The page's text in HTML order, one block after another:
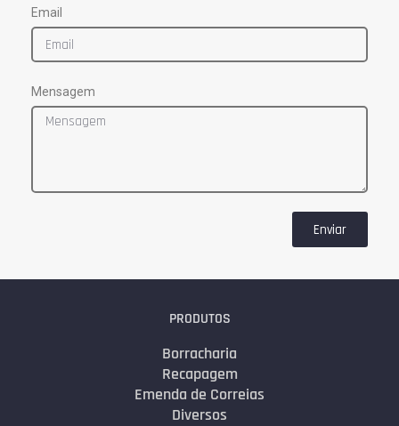
Email
Mensagem
Enviar
PRODUTOS
Borracharia
Recapagem
Emenda de Correias
Diversos